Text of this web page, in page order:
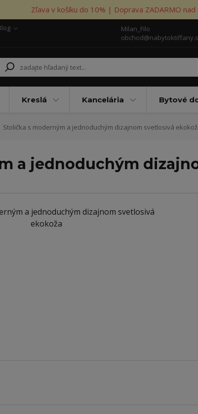
Zľava v košíku do 10% | Doprava ZADARMO nad
Milan_Filo
Kreslá Kancelária Bytové
Stolička s moderným a jednoduchým dizajnom svetlosivá
a jednoduchým